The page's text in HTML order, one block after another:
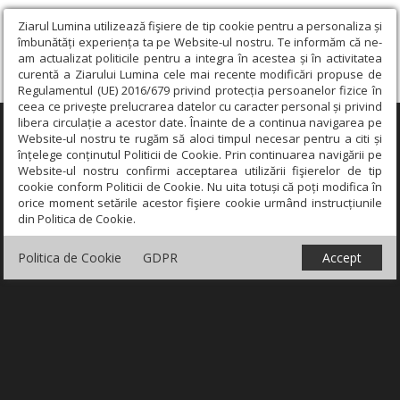
Ziarul Lumina utilizează fişiere de tip cookie pentru a personaliza și
îmbunătăți experiența ta pe Website-ul nostru. Te informăm că ne-
am actualizat politicile pentru a integra în acestea și în activitatea
curentă a Ziarului Lumina cele mai recente modificări propuse de
Regulamentul (UE) 2016/679 privind protecția persoanelor fizice în
ceea ce privește prelucrarea datelor cu caracter personal și privind
libera circulație a acestor date. Înainte de a continua navigarea pe
Website-ul nostru te rugăm să aloci timpul necesar pentru a citi și
înțelege conținutul Politicii de Cookie. Prin continuarea navigării pe
Website-ul nostru confirmi acceptarea utilizării fişierelor de tip
cookie conform Politicii de Cookie. Nu uita totuși că poți modifica în
orice moment setările acestor fişiere cookie urmând instrucțiunile
din Politica de Cookie.
Politica de Cookie GDPR Accept
×